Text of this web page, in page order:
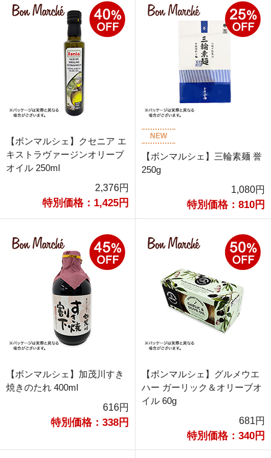
【ボンマルシェ】クセニア エ
キストラヴァージンオリーブ
オイル 250ml
2,376円
特別価格：1,425円
NEW
【ボンマルシェ】三輪素麺 誉
250g
1,080円
特別価格：810円
【ボンマルシェ】加茂川すき
焼きのたれ 400ml
616円
特別価格：338円
【ボンマルシェ】グルメウエ
ハー ガーリック＆オリーブオ
イル 60g
681円
特別価格：340円